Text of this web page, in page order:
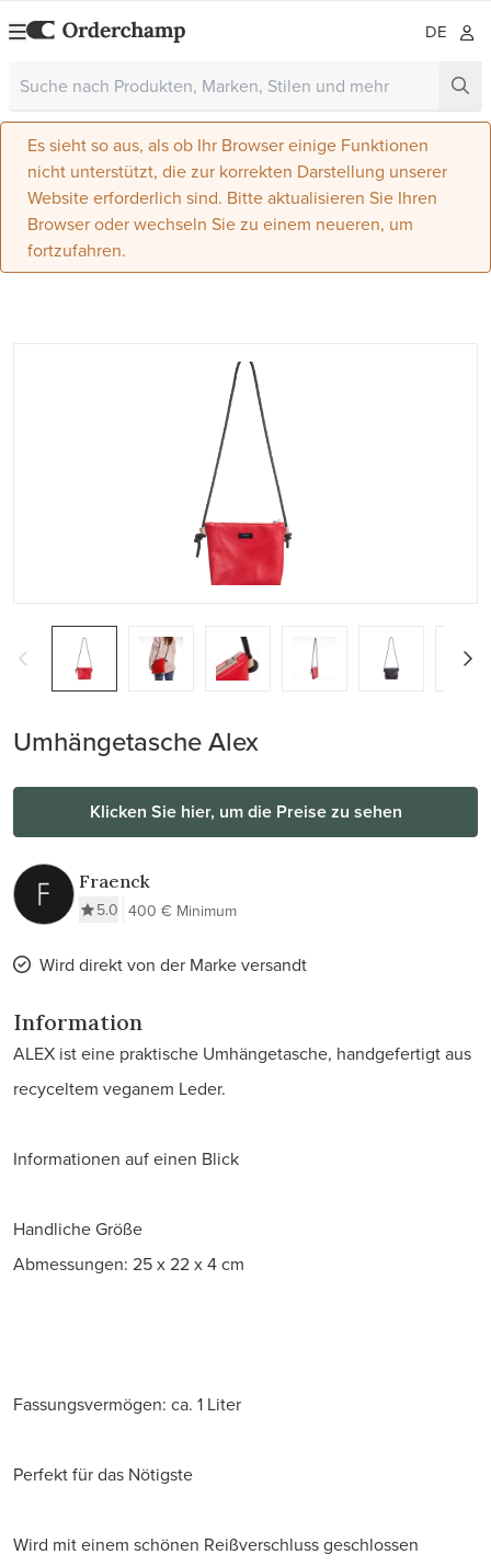
DE
Es sieht so aus, als ob Ihr Browser einige Funktionen
nicht unterstützt, die zur korrekten Darstellung unserer
Website erforderlich sind. Bitte aktualisieren Sie Ihren
Browser oder wechseln Sie zu einem neueren, um
fortzufahren.
Umhängetasche Alex
Klicken Sie hier, um die Preise zu sehen
Fraenck
5.0 400 € Minimum
Wird direkt von der Marke versandt
Information
ALEX ist eine praktische Umhängetasche, handgefertigt aus
recyceltem veganem Leder.
Informationen auf einen Blick
Handliche Größe
Abmessungen: 25 x 22 x 4 cm
Fassungsvermögen: ca. 1 Liter
Perfekt für das Nötigste
Wird mit einem schönen Reißverschluss geschlossen